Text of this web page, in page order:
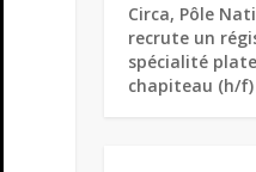
Circa, Pôle
recrute un
spécialité
chapiteau (h/f)